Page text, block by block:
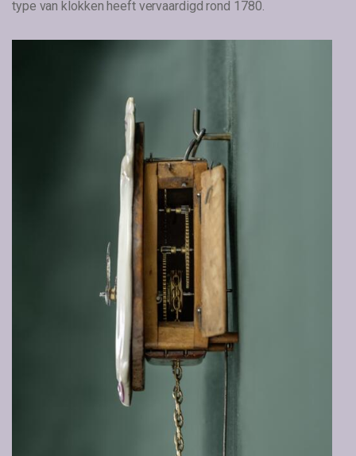
type van klokken heeft vervaardigd rond 1780.